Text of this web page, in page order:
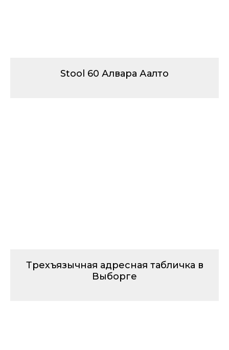
Stool 60 Алвара Аалто
Трехъязычная адресная табличка в
Выборге